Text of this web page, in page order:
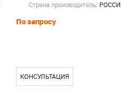
Страна производитель:
По запросу
КОНСУЛЬТАЦИЯ